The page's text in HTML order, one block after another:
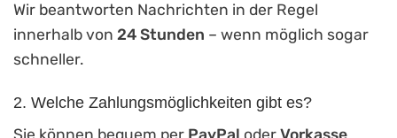
Wir beantworten Nachrichten in der Regel
innerhalb von 24 Stunden – wenn möglich sogar
schneller.
2. Welche Zahlungsmöglichkeiten gibt es?
Sie können bequem per PayPal oder Vorkasse